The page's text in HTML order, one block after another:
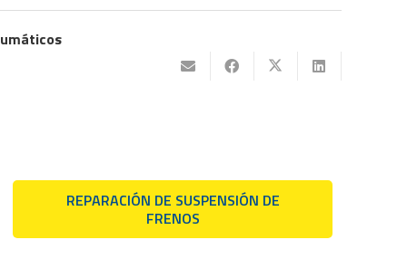
REPARACIÓN DE SUSPENSIÓN DE
FRENOS